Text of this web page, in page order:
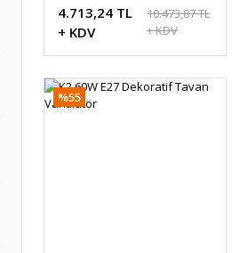
4.713,24 TL
+ KDV
10.473,87 TL
+ KDV
%55